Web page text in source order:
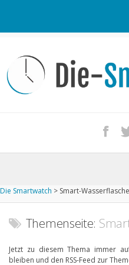
Kontakt / Tipp geben
Impressum
iPhone kaufen
Startseite
Aktuelle Smartwatches im
Die Smartwatch > Smart-Wasserflasche
Themenseite:
Jetzt zu diesem Thema immer
bleiben und den RSS-Feed zur